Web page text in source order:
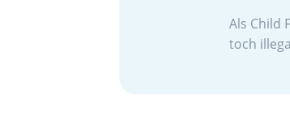
Als Child
toch